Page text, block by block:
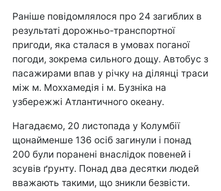
Раніше повідомлялося про 24 загиблих в
результаті дорожньо-транспортної
пригоди, яка сталася в умовах поганої
погоди, зокрема сильного дощу. Автобус з
пасажирами впав у річку на ділянці траси
між м. Моххамедія і м. Бузніка на
узбережжі Атлантичного океану.
Нагадаємо, 20 листопада у Колумбії
щонайменше 136 осіб загинули і понад
200 були поранені внаслідок повеней і
зсувів ґрунту. Понад два десятки людей
вважають такими, що зникли безвісти.